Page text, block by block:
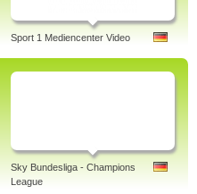
Sport 1 Mediencenter Video
Sky Bundesliga - Champions
League